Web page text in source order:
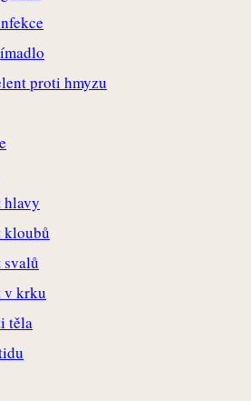
proti hmyzu
hlavy
kloubů
v krku
těla